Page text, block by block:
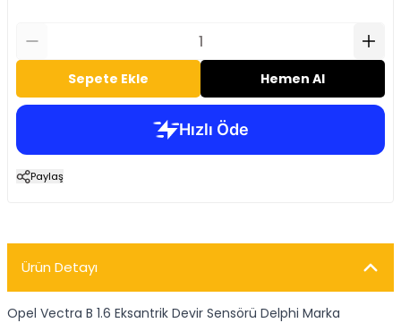
Sepete Ekle Hemen Al
Paylaş
Ürün Detayı
Opel Vectra B 1.6 Eksantrik Devir Sensörü Delphi Marka